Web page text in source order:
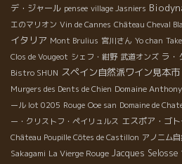
デ・ジャール pensee village Jasniers
エのマリオン Vin de Cannes Château Cheval
イタリア Mont Brulius 宮川さん Yo chan
Clos de Vougeot シェフ・紺野 武道オンズ ラ・
Bistro SHUN スペイン自然派ワイン見本市
Murgers des Dents de Chien Domaine
ール lot 0205 Rouge Ooe san Domaine de
ー・クリストフ・ペイリュルス エスポア・ゴ
Château Poupille Côtes de Castillon アノニム
Sakagami La Vierge Rouge Jacques Selosse